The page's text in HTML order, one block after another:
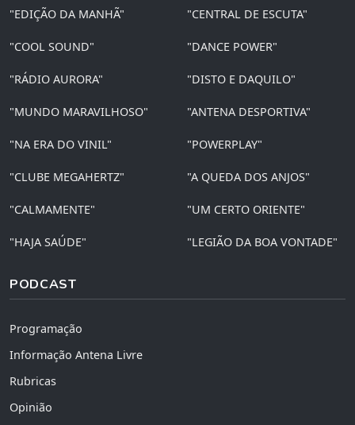
"EDIÇÃO DA MANHÃ" "CENTRAL DE ESCUTA"
"COOL SOUND" "DANCE POWER"
"RÁDIO AURORA" "DISTO E DAQUILO"
"MUNDO MARAVILHOSO" "ANTENA DESPORTIVA"
"NA ERA DO VINIL" "POWERPLAY"
"CLUBE MEGAHERTZ" "A QUEDA DOS ANJOS"
"CALMAMENTE" "UM CERTO ORIENTE"
"HAJA SAÚDE" "LEGIÃO DA BOA VONTADE"
PODCAST
Programação
Informação Antena Livre
Rubricas
Opinião